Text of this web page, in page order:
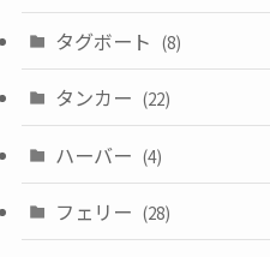
タグボート (8)
タンカー (22)
ハーバー (4)
フェリー (28)